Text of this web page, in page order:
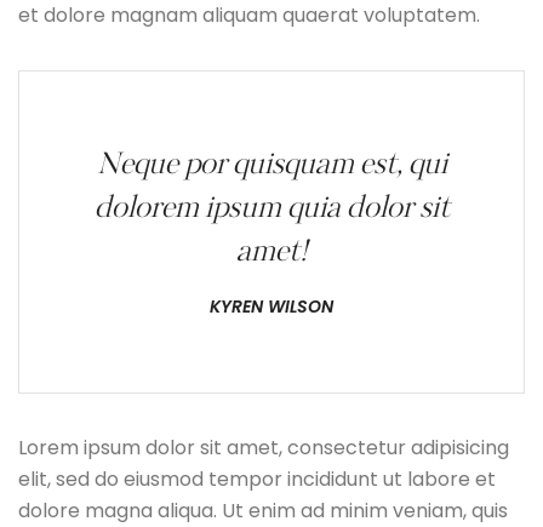
et dolore magnam aliquam quaerat voluptatem.
Neque por quisquam est, qui
dolorem ipsum quia dolor sit
amet!
KYREN WILSON
Lorem ipsum dolor sit amet, consectetur adipisicing
elit, sed do eiusmod tempor incididunt ut labore et
dolore magna aliqua. Ut enim ad minim veniam, quis